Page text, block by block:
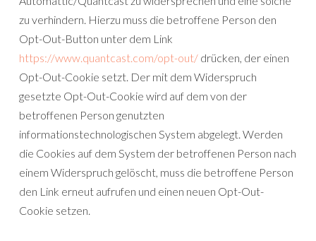
zu verhindern. Hierzu muss die betroffene Person den
Opt-Out-Button unter dem Link
https://www.quantcast.com/opt-out/ drücken, der einen
Opt-Out-Cookie setzt. Der mit dem Widerspruch
gesetzte Opt-Out-Cookie wird auf dem von der
betroffenen Person genutzten
informationstechnologischen System abgelegt. Werden
die Cookies auf dem System der betroffenen Person nach
einem Widerspruch gelöscht, muss die betroffene Person
den Link erneut aufrufen und einen neuen Opt-Out-
Cookie setzen.